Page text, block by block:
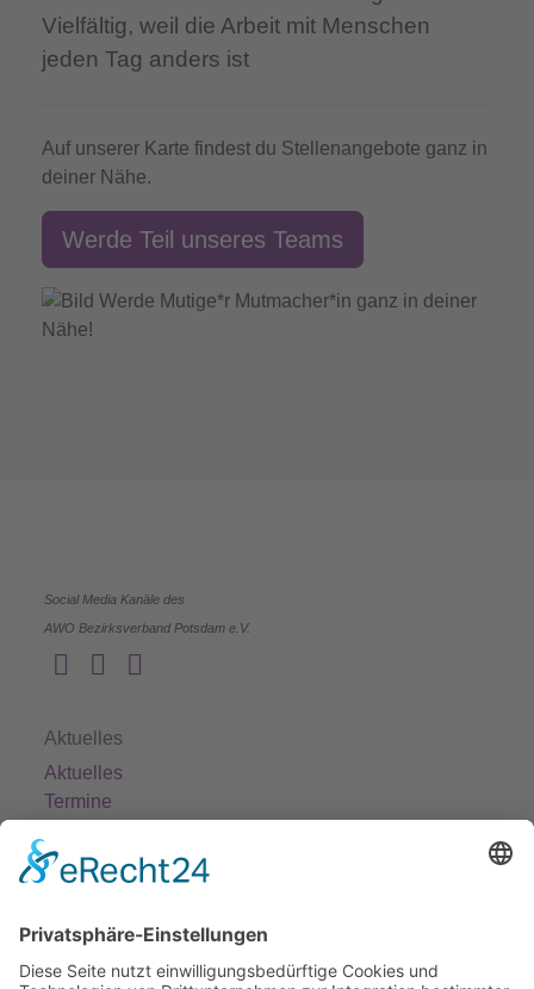
Vielfältig, weil die Arbeit mit Menschen
jeden Tag anders ist
Auf unserer Karte findest du Stellenangebote ganz in
deiner Nähe.
Werde Teil unseres Teams
Social Media Kanäle des
AWO Bezirksverband Potsdam e.V.
Aktuelles
Aktuelles
Termine
Fort- und Weiterbildung
Projekte
Informationen